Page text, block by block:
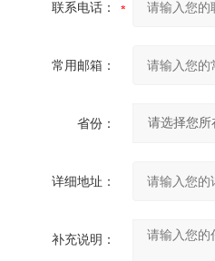
联系电话：
常用邮箱：
省份：
详细地址：
补充说明：